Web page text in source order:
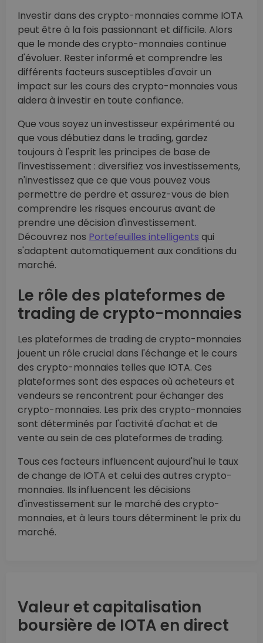
Investir dans des crypto-monnaies comme IOTA
peut être à la fois passionnant et difficile. Alors
que le monde des crypto-monnaies continue
d'évoluer. Rester informé et comprendre les
différents facteurs susceptibles d'avoir un
impact sur les cours des crypto-monnaies vous
aidera à investir en toute confiance.
Que vous soyez un investisseur expérimenté ou
que vous débutiez dans le trading, gardez
toujours à l'esprit les principes de base de
l'investissement : diversifiez vos investissements,
n'investissez que ce que vous pouvez vous
permettre de perdre et assurez-vous de bien
comprendre les risques encourus avant de
prendre une décision d'investissement.
Découvrez nos Portefeuilles intelligents qui
s'adaptent automatiquement aux conditions du
marché.
Le rôle des plateformes de
trading de crypto-monnaies
Les plateformes de trading de crypto-monnaies
jouent un rôle crucial dans l'échange et le cours
des crypto-monnaies telles que IOTA. Ces
plateformes sont des espaces où acheteurs et
vendeurs se rencontrent pour échanger des
crypto-monnaies. Les prix des crypto-monnaies
sont déterminés par l'activité d'achat et de
vente au sein de ces plateformes de trading.
Tous ces facteurs influencent aujourd'hui le taux
de change de IOTA et celui des autres crypto-
monnaies. Ils influencent les décisions
d'investissement sur le marché des crypto-
monnaies, et à leurs tours déterminent le prix du
marché.
Valeur et capitalisation
boursière de IOTA en direct